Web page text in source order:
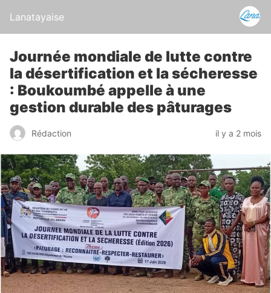
Lanatayaise
Journée mondiale de lutte contre
la désertification et la sécheresse
: Boukoumbé appelle à une
gestion durable des pâturages
Rédaction il y a 2 mois